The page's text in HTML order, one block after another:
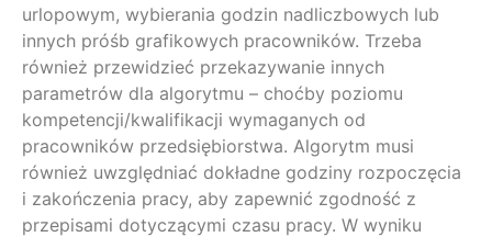
urlopowym, wybierania godzin nadliczbowych lub
innych próśb grafikowych pracowników. Trzeba
również przewidzieć przekazywanie innych
parametrów dla algorytmu – choćby poziomu
kompetencji/kwalifikacji wymaganych od
pracowników przedsiębiorstwa. Algorytm musi
również uwzględniać dokładne godziny rozpoczęcia
i zakończenia pracy, aby zapewnić zgodność z
przepisami dotyczącymi czasu pracy. W wyniku